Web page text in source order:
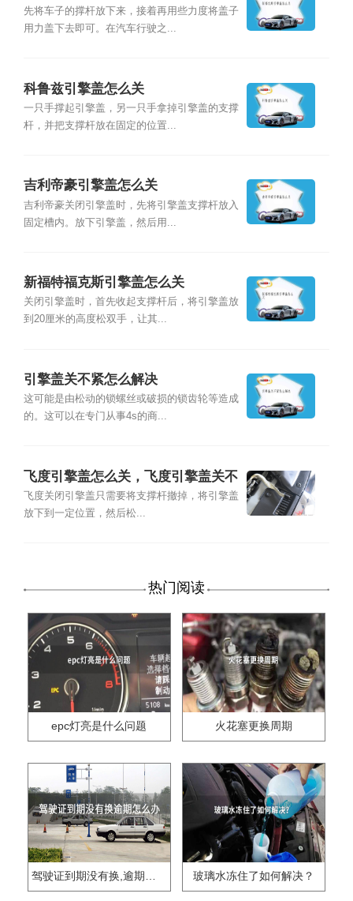
先将车子的撑杆放下来，接着再用些力度将盖子
用力盖下去即可。在汽车行驶之...
科鲁兹引擎盖怎么关
一只手撑起引擎盖，另一只手拿掉引擎盖的支撑
杆，并把支撑杆放在固定的位置...
吉利帝豪引擎盖怎么关
吉利帝豪关闭引擎盖时，先将引擎盖支撑杆放入
固定槽内。放下引擎盖，然后用...
新福特福克斯引擎盖怎么关
关闭引擎盖时，首先收起支撑杆后，将引擎盖放
到20厘米的高度松双手，让其...
引擎盖关不紧怎么解决
这可能是由松动的锁螺丝或破损的锁齿轮等造成
的。这可以在专门从事4s的商...
飞度引擎盖怎么关，飞度引擎盖关不
上怎么办
飞度关闭引擎盖只需要将支撑杆撤掉，将引擎盖
放下到一定位置，然后松...
热门阅读
epc灯亮是什么问题 火花塞更换周期
驾驶证到期没有换,逾期怎么办?? 玻璃水冻住了如何解决？